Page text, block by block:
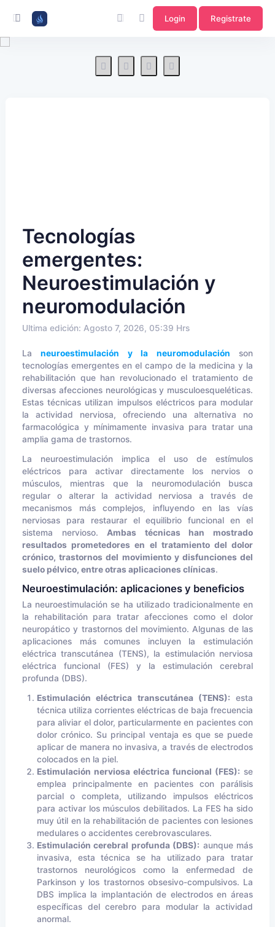
Login Registrate
Tecnologías
emergentes:
Neuroestimulación y
neuromodulación
Ultima edición: Agosto 7, 2026, 05:39 Hrs
Laneuroestimulación y la neuromodulación son
tecnologías emergentes en el campo de la medicina y la
rehabilitación que han revolucionado el tratamiento de
diversas afecciones neurológicas y musculoesqueléticas.
Estas técnicas utilizan impulsos eléctricos para modular
la actividad nerviosa, ofreciendo una alternativa no
farmacológica y mínimamente invasiva para tratar una
amplia gama de trastornos.
La neuroestimulación implica el uso de estímulos
eléctricos para activar directamente los nervios o
músculos, mientras que la neuromodulación busca
regular o alterar la actividad nerviosa a través de
mecanismos más complejos, influyendo en las vías
nerviosas para restaurar el equilibrio funcional en el
sistema nervioso. Ambas técnicas han mostrado
resultados prometedores en el tratamiento del dolor
crónico, trastornos del movimiento y disfunciones del
suelo pélvico, entre otras aplicaciones clínicas.
Neuroestimulación: aplicaciones y beneficios
La neuroestimulación se ha utilizado tradicionalmente en
la rehabilitación para tratar afecciones como el dolor
neuropático y trastornos del movimiento. Algunas de las
aplicaciones más comunes incluyen la estimulación
eléctrica transcutánea (TENS), la estimulación nerviosa
eléctrica funcional (FES) y la estimulación cerebral
profunda (DBS).
Estimulación eléctrica transcutánea (TENS): esta
técnica utiliza corrientes eléctricas de baja frecuencia
para aliviar el dolor, particularmente en pacientes con
dolor crónico. Su principal ventaja es que se puede
aplicar de manera no invasiva, a través de electrodos
colocados en la piel.
Estimulación nerviosa eléctrica funcional (FES): se
emplea principalmente en pacientes con parálisis
parcial o completa, utilizando impulsos eléctricos
para activar los músculos debilitados. La FES ha sido
muy útil en la rehabilitación de pacientes con lesiones
medulares o accidentes cerebrovasculares.
Estimulación cerebral profunda (DBS): aunque más
invasiva, esta técnica se ha utilizado para tratar
trastornos neurológicos como la enfermedad de
Parkinson y los trastornos obsesivo-compulsivos. La
DBS implica la implantación de electrodos en áreas
específicas del cerebro para modular la actividad
anormal.